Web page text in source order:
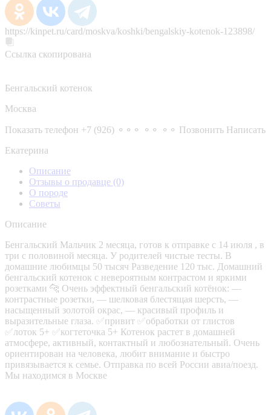
https://kinpet.ru/card/moskva/koshki/bengalskiy-kotenok-123898/
Ссылка скопирована
Бенгальский котенок
Москва
Показать телефон +7 (926) ⚬⚬⚬ ⚬⚬ ⚬⚬ Позвонить Написать
Екатерина
Описание
Отзывы о продавце (0)
О породе
Советы
Описание
Бенгальский Мальчик 2 месяца, готов к отправке с 14 июля , в
три с половиной месяца. У родителей чистые тесты. В
домашние любимцы 50 тысяч Разведение 120 тыс. Домашний
бенгальский котенок с невероятным контрастом и яркими
розетками 🐆 Очень эффектный бенгальский котёнок: —
контрастные розетки, — шелковая блестящая шерсть, —
насыщенный золотой окрас, — красивый профиль и
выразительные глаза. ✅привит ✅обработки от глистов
✅лоток 5+ ✅когтеточка 5+ Котенок растет в домашней
атмосфере, активный, контактный и любознательный. Очень
ориентирован на человека, любит внимание и быстро
привязывается к семье. Отправка по всей России авиа/поезд.
Мы находимся в Москве